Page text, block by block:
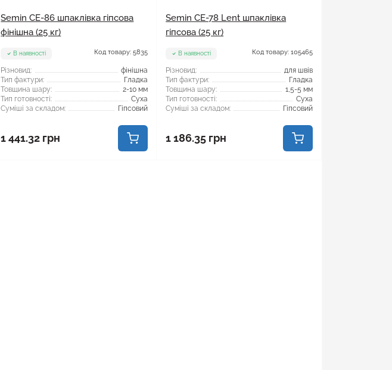
Semin CE-86 шпаклівка гіпсова
фінішна (25 кг)
В наявності Код товару: 5835
Різновид:
фінішна
Тип фактури:
Гладка
Товщина шару:
2-10 мм
Тип готовності:
Суха
Суміші за складом:
Гіпсовий
1 441.32 грн
Semin СЕ-78 Lent шпаклівка
гіпсова (25 кг)
В наявності Код товару: 105465
Різновид:
для швів
Тип фактури:
Гладка
Товщина шару:
1,5-5 мм
Тип готовності:
Суха
Суміші за складом:
Гіпсовий
1 186.35 грн